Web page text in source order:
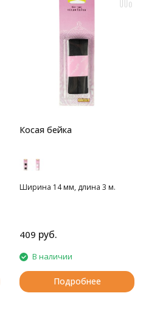
Косая бейка
Ширина 14 мм, длина 3 м.
409 руб.
В наличии
Подробнее